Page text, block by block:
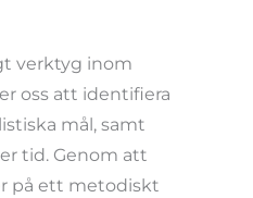
verktyg inom
oss att identifiera
mål, samt
tid. Genom att
på ett metodiskt